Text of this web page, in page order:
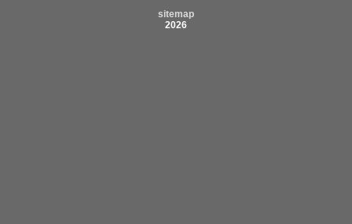
sitemap
2026